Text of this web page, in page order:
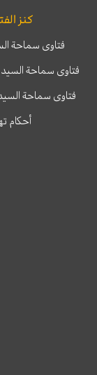
كنز
فتاوى سماحة
فتاوى سماحة
فتاوى سماحة
أحكام